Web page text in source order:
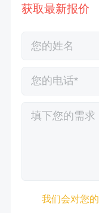
获取最新报价
我们会对您